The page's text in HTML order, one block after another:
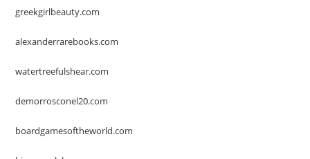
greekgirlbeauty.com
alexanderrarebooks.com
watertreefulshear.com
demorrosconel20.com
boardgamesoftheworld.com